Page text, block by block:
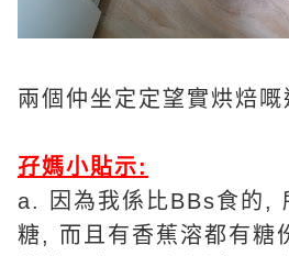
兩個仲坐定定望實烘焙嘅
孖媽小貼示:
a. 因為我係比BBs食的,
糖, 而且有香蕉溶都有糖